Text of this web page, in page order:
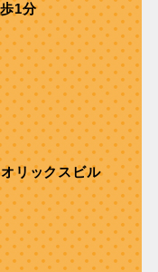
1分
リックスビル